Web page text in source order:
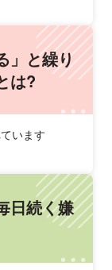
」と繰り
は?
います
日続く嫌